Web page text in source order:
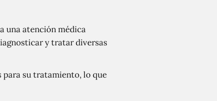
una atención médica
y tratar diversas
para su tratamiento, lo que